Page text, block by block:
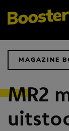
OKTOBER
Jongeren
MAGAZINE
MR2